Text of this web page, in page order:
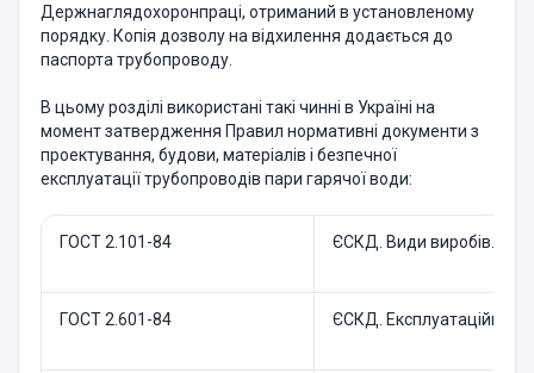
Держнаглядохоронпраці, отриманий в установленому
порядку. Копія дозволу на відхилення додається до
паспорта трубопроводу.
В цьому розділі використані такі чинні в Україні на
момент затвердження Правил нормативні документи з
проектування, будови, матеріалів і безпечної
експлуатації трубопроводів пари гарячої води:
ГОСТ 2.101-84 ЄСКД. Види виробів.
ГОСТ 2.601-84 ЄСКД. Експлуатаційні